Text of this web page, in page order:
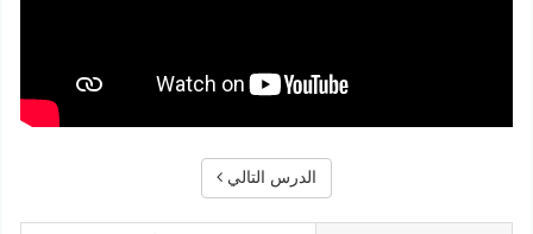
الدرس التالي